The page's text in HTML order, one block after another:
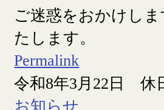
ご迷惑をおかけし
たします。
Permalink
令和8年3月22日 休
お知らせ